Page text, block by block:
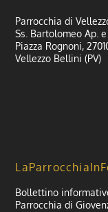
Parrocchia di
Ss. Bartolomeo Ap.
Piazza Rognoni,
Vellezzo Bellini (PV)
Bollettino
Parrocchia di